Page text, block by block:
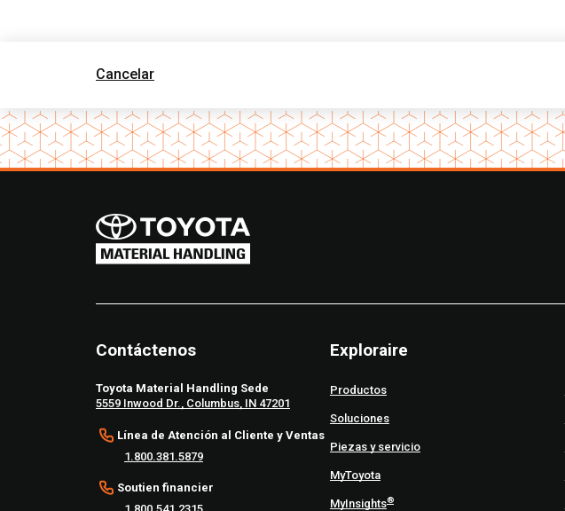
Cancelar
Contáctenos
Toyota Material Handling Sede
5559 Inwood Dr., Columbus, IN 47201
Línea de Atención al Cliente y Ventas
1.800.381.5879
Soutien financier
1.800.541.2315
Exploraire
Productos
Soluciones
Piezas y servicio
MyToyota
MyInsights®